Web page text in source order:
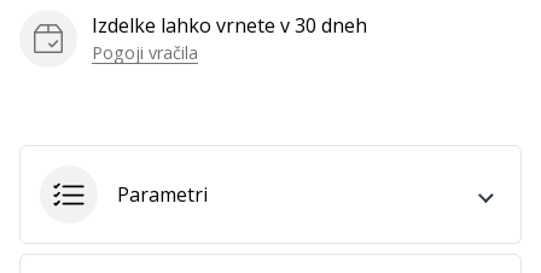
našemu…
Prikaži
članke
Izdelke lahko vrnete v 30 dneh
Pogoji vračila
Parametri